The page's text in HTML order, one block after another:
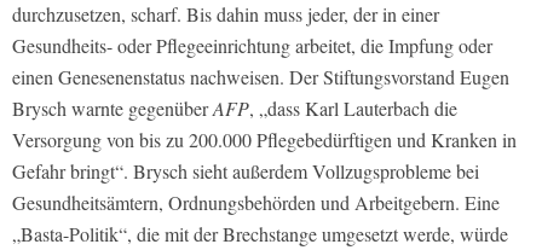
durchzusetzen, scharf. Bis dahin muss jeder, der in einer
Gesundheits- oder Pflegeeinrichtung arbeitet, die Impfung oder
einen Genesenenstatus nachweisen. Der Stiftungsvorstand Eugen
Brysch warnte gegenüberAFP, „dass Karl Lauterbach die
Versorgung von bis zu 200.000 Pflegebedürftigen und Kranken in
Gefahr bringt“. Brysch sieht außerdem Vollzugsprobleme bei
Gesundheitsämtern, Ordnungsbehörden und Arbeitgebern. Eine
„Basta-Politik“, die mit der Brechstange umgesetzt werde, würde